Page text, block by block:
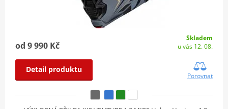
od 9 990 Kč
Skladem
u vás 12. 08.
Detail produktu
Porovnat